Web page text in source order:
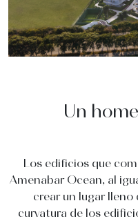
Un
Los edificios que
Amenabar Ocean, al
crear un lugar lleno
curvatura de los